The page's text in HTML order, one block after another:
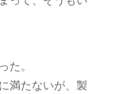
。
満たないが、製